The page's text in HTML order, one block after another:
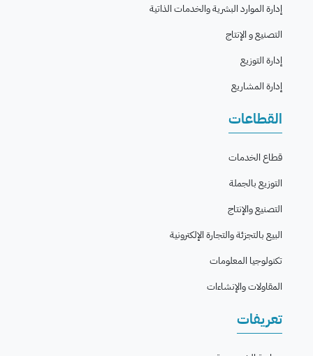
إدارة الموارد البشرية والخدمات الذاتية
التصنيع و الإنتاج
إدارة التوزيع
إدارة المشاريع
القطاعات
قطاع الخدمات
التوزيع بالجملة
التصنيع والإنتاج
البيع بالتجزئة والتجارة الإلكترونية
تكنولوجيا المعلومات
المقاولات والإنشاءات
تعريفات